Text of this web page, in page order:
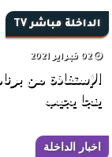
الداخلة مباشر TV
02 فبراير 2021
الإستفاذة من
ينجا يجيب
اخبار الداخلة